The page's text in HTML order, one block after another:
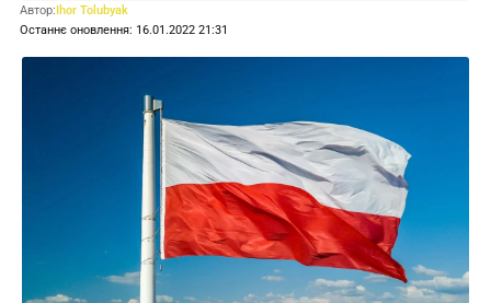
Останнє оновлення: 16.01.2022 21:31
Автор:Ihor Tolubyak